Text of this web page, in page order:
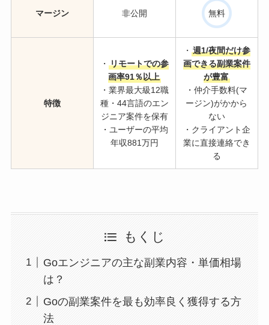
マージン 非公開 無料
特徴
・ リモートでの参
画率91％以上
・業界最大級12職
種・44言語のエン
ジニア案件を保有
・ユーザーの平均
年収881万円
・ 週1/夜間だけ参
画できる副業案件
が豊富
・仲介手数料(マ
ージン)がかから
ない
・クライアント企
業に直接連絡でき
る
もくじ
Goエンジニアの主な副業内容・単価相場
は？
Goの副業案件を最も効率良く獲得する方
法